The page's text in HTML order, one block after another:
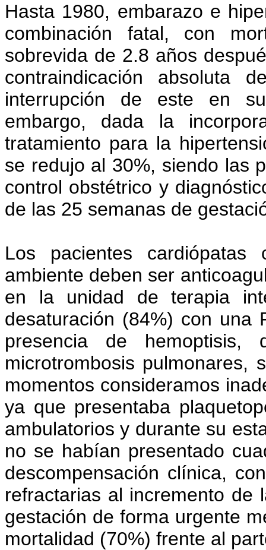
Hasta 1980, embarazo e
combinación fatal, con
sobrevida de 2.8 años
contraindicación absoluta
interrupción de este en
embargo, dada la
tratamiento para la
se redujo al 30%, siendo las
control obstétrico y
de las 25 semanas de
Los pacientes
ambiente deben ser
en la unidad de terapia
desaturación (84%) con
presencia de
microtrombosis pulmonares,
momentos consideramos
ya que presentaba
ambulatorios y durante su
no se habían presentado
descompensación clínica,
refractarias al incremento de
gestación de forma urgente
mortalidad (70%) frente al